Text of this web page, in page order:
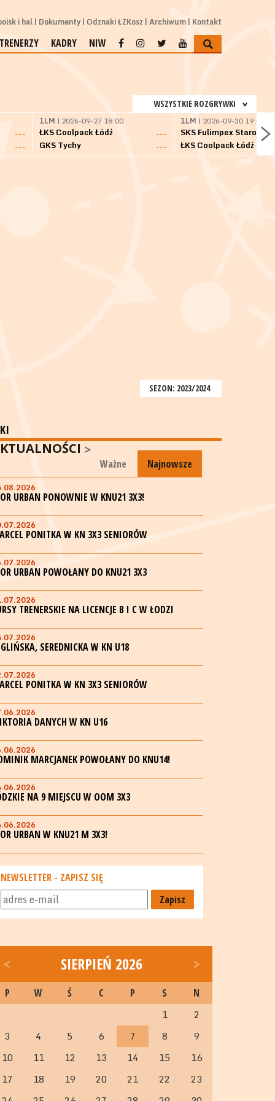
i hal Dokumenty Odznaki ŁZKosz Archiwum Kontakt
TRENERZY KADRY NIW
WSZYSTKIE ROZGRYWKI
---
---
1LM | 2026-09-27 18:00
ŁKS Coolpack Łódź
---
GKS Tychy
---
1LM | 2026-09-30 19:00
ŁKS Coolpack Łódź
SEZON: 2023/2024
Najnowsze
Ważne
URBAN PONOWNIE W KNU21 3X3!
PONITKA W KN 3X3 SENIORÓW
URBAN POWOŁANY DO KNU21 3X3
TRENERSKIE NA LICENCJE B I C W ŁODZI
SEREDNICKA W KN U18
PONITKA W KN 3X3 SENIORÓW
DANYCH W KN U16
MARCJANEK POWOŁANY DO KNU14!
NA 9 MIEJSCU W OOM 3X3
URBAN W KNU21 M 3X3!
NEWSLETTER - ZAPISZ SIĘ
Zapisz
< SIERPIEŃ 2026 >
P W Ś C P S N
1
2
3
4 5 6 7 8
9
10
11 12 13 14 15
16
17
18 19 20 21 22
23